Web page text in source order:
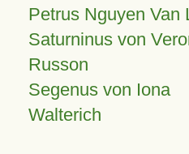
Petrus Nguyen Van
Saturninus von
Russon
Segenus von Iona
Walterich